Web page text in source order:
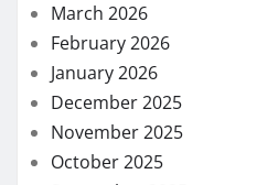
March 2026
February 2026
January 2026
December 2025
November 2025
October 2025